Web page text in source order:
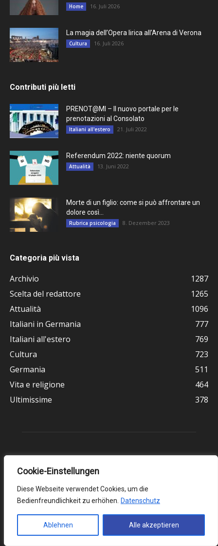
Cookie-Einstellungen
Diese Webseite verwendet Cookies, um die
Bedienfreundlichkeit zu erhöhen.
Datenschutz
Ablehnen Alle akzeptieren
Home 16. Juli 2026
La magia dell’Opera lirica all’Arena di Verona
Cultura 16. Juli 2026
Contributi più letti
PRENOT@MI – Il nuovo portale per le
prenotazioni al Consolato
Italiani all'estero 21. Juli 2022
Referendum 2022: niente quorum
Attualità 13. Juni 2022
Morte di un figlio: come si può affrontare un
dolore così...
Rubrica psicologia 8. Dezember 2023
Categoria più vista
Archivio
1287
Scelta del redattore
1265
Attualità
1096
Italiani in Germania
777
Italiani all'estero
769
Cultura
723
Germania
511
Vita e religione
464
Ultimissime
378
Chi siamo
Il Corriere d’Italia è un giornale presente dal 1951 in Germania,
pensato per la comunità italiana, formata da circa 700.000